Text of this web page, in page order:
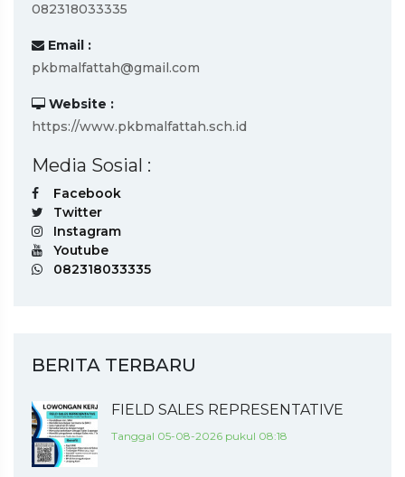
082318033335
Email :
pkbmalfattah@gmail.com
Website :
https://www.pkbmalfattah.sch.id
Media Sosial :
Facebook
Twitter
Instagram
Youtube
082318033335
BERITA TERBARU
FIELD SALES REPRESENTATIVE
Tanggal 05-08-2026 pukul 08:18